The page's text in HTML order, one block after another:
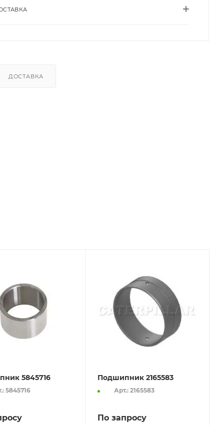
ДОСТАВКА
5845716
5845716
Подшипник 2165583
Арт.: 2165583
По запросу